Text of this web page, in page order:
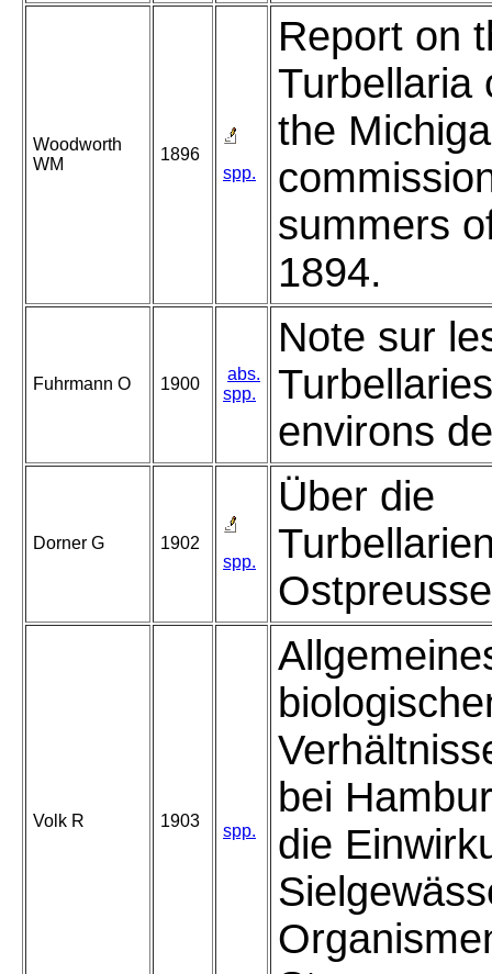
Woodworth
WM
1896
spp.
Report on
Turbellaria
the
summers
1894.
Fuhrmann O 1900
abs.
spp.
Note sur
environs
Dorner G
1902
spp.
Über die
Volk R 1903
spp.
bei
die